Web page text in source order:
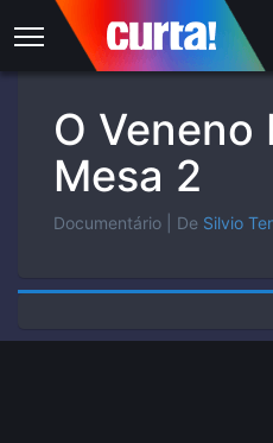
O Veneno
Mesa 2
Documentário | De Silvio